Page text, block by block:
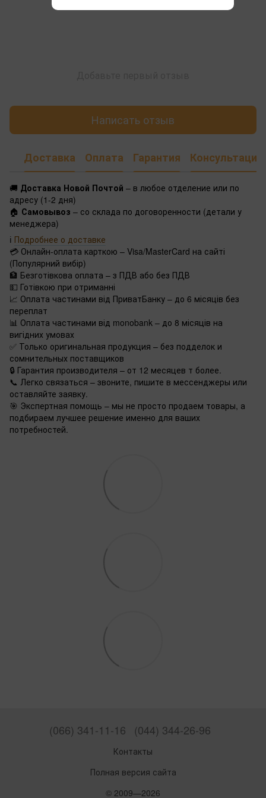
Написать отзыв
Доставка Оплата Гарантия Консультация
🚚 Доставка Новой Почтой – в любое отделение или по
адресу (1-2 дня)
🏠 Самовывоз – со склада по договоренности (детали у
менеджера)
ℹ️ Подробнее о доставке
💳 Онлайн-оплата карткою – Visa/MasterCard на сайті
(Популярний вибір)
🏦 Безготівкова оплата – з ПДВ або без ПДВ
💵 Готівкою при отриманні
📈 Оплата частинами від ПриватБанку – до 6 місяців без
переплат
📊 Оплата частинами від monobank – до 8 місяців на
вигідних умовах
✅ Только оригинальная продукция – без подделок и
сомнительных поставщиков
🔒 Гарантия производителя – от 12 месяцев т более.
📞 Легко связаться – звоните, пишите в мессенджеры или
оставляйте заявку.
🎯 Экспертная помощь – мы не просто продаем товары, а
подбираем лучшее решение именно для ваших
потребностей.
(066) 341-11-16 (044) 344-26-96
Контакты
Полная версия сайта
© 2009—2026